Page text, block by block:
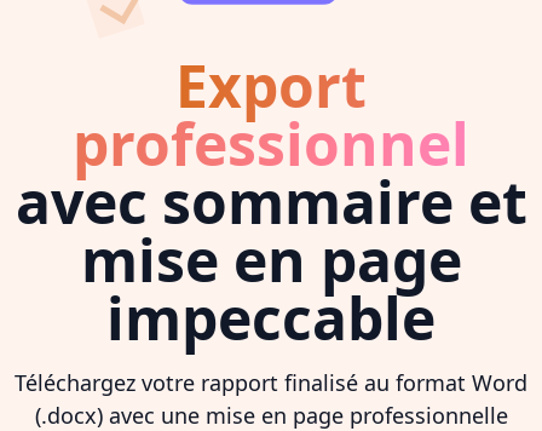
Export
professionnel
avec sommaire et
mise en page
impeccable
Téléchargez votre rapport finalisé au format Word
(.docx) avec une mise en page professionnelle